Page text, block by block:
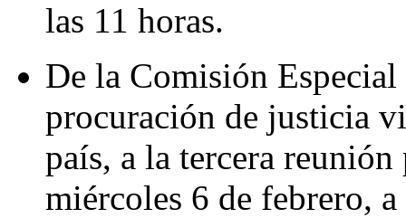
las 11 horas.
De la Comisión
procuración de justicia
país, a la tercera
miércoles 6 de febrero,